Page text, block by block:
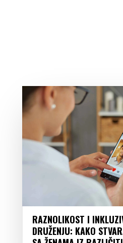
RAZNOLIKOST I
DRUŽENJU: KAKO